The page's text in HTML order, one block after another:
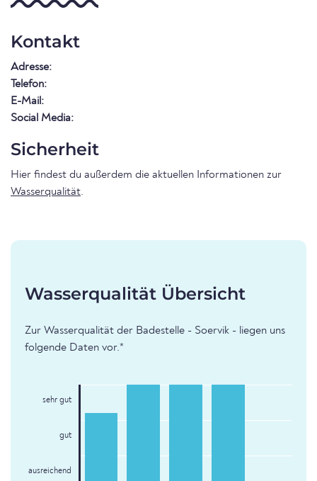
Kontakt
Adresse:
Telefon:
E-Mail:
Social Media:
Sicherheit
Hier findest du außerdem die aktuellen Informationen zur
Wasserqualität.
Wasserqualität Übersicht
Zur Wasserqualität der Badestelle - Soervik - liegen uns
folgende Daten vor.*
sehr gut
gut
ausreichend